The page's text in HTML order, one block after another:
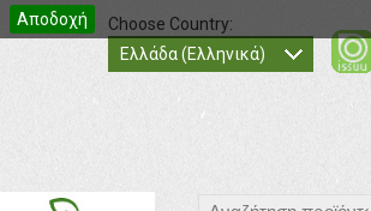
Αποδοχή
Choose Country:
Ελλάδα (Ελληνικά)